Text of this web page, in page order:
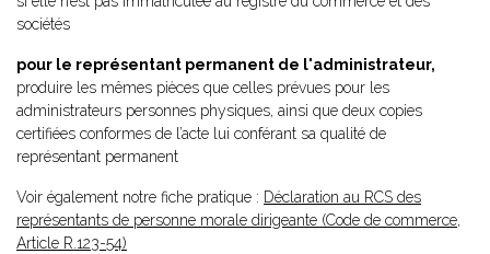
sociétés
pour le représentant permanent de l'administrateur,
produire les mêmes pièces que celles prévues pour les
administrateurs personnes physiques, ainsi que deux copies
certifiées conformes de l’acte lui conférant sa qualité de
représentant permanent
Voir également notre fiche pratique : Déclaration au RCS des
représentants de personne morale dirigeante (Code de commerce,
Article R.123-54)